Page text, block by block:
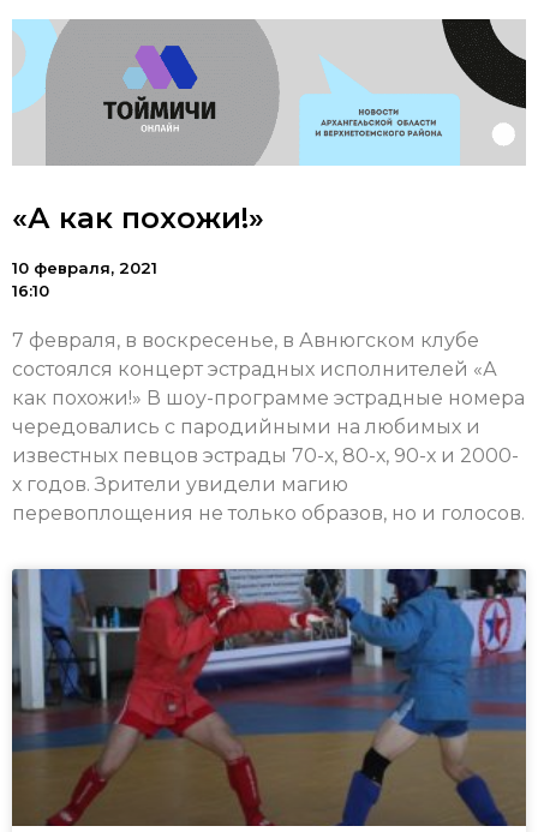
«А как похожи!»
10 февраля, 2021
16:10
7 февраля, в воскресенье, в Авнюгском клубе
состоялся концерт эстрадных исполнителей «А
как похожи!» В шоу-программе эстрадные номера
чередовались с пародийными на любимых и
известных певцов эстрады 70-х, 80-х, 90-х и 2000-
х годов. Зрители увидели магию
перевоплощения не только образов, но и голосов.